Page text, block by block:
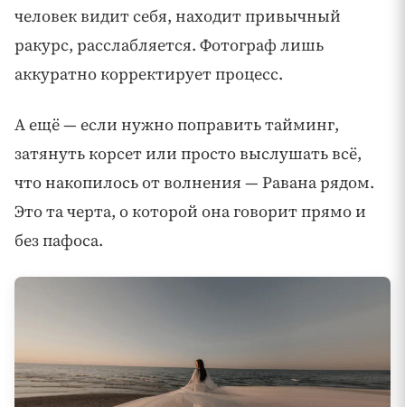
человек видит себя, находит привычный
ракурс, расслабляется. Фотограф лишь
аккуратно корректирует процесс.
А ещё — если нужно поправить тайминг,
затянуть корсет или просто выслушать всё,
что накопилось от волнения — Равана рядом.
Это та черта, о которой она говорит прямо и
без пафоса.